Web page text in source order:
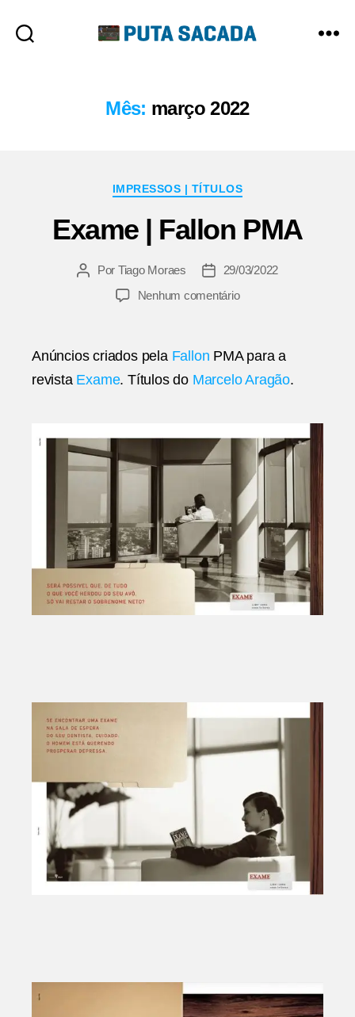
Mês: março 2022
Categorias
IMPRESSOS | TÍTULOS
Exame | Fallon PMA
Autor
Por Tiago Moraes
Data29/03/2022
Nenhum comentárioem
PMA
Anúncios criados pela Fallon PMA para a
revista Exame. Títulos do Marcelo Aragão.